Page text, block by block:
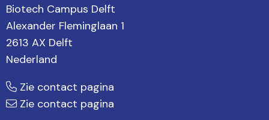
Biotech Campus Delft
Alexander Fleminglaan 1
2613 AX Delft
Nederland
Zie contact pagina
Zie contact pagina